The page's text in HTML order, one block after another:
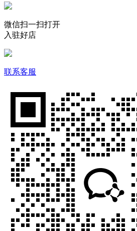
微信扫一扫打开
入驻好店
联系客服